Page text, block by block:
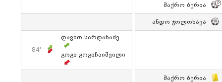
Შაქრო Ბერია
Ანდო Ჯოლოხავა
84'
Დავით Სარდანაძე
Გოგი Გოგიჩაიშვილი
Შაქრო Ბერია